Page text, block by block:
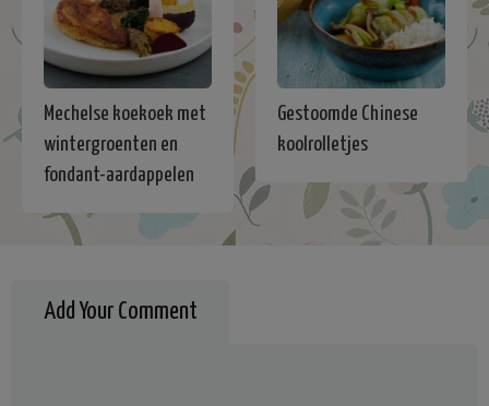
Mechelse koekoek met
wintergroenten en
fondant-aardappelen
Gestoomde Chinese
koolrolletjes
Add Your Comment